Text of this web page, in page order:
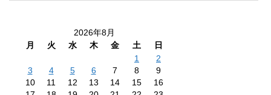
2026年8月
月
火 水 木 金 土
日
1
2
3
4 5 6 7 8
9
10
11 12 13 14 15
16